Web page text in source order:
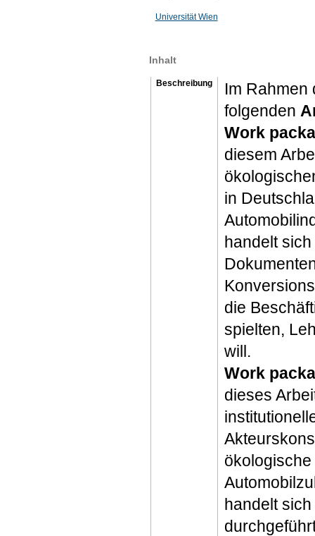
Universität Wien
Inhalt
Beschreibung
Im Rahmen
folgenden
Work
diesem
in
handelt
die
spielten,
will.
Work
dieses
handelt